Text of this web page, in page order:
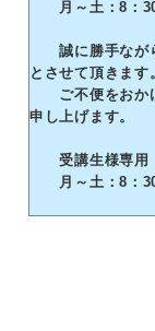
月～土：8：30
誠に勝手ながら
とさせて頂きます。
ご不便をおかけ
申し上げます。
受講生様専用
月～土：8：30